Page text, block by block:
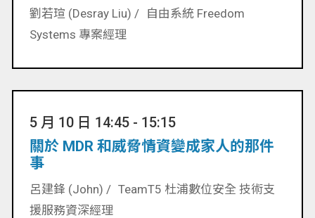
劉若瑄 (Desray Liu) / 自由系統 Freedom
Systems 專案經理
5 月 10 日 14:45 - 15:15
關於 MDR 和威脅情資變成家人的那件
事
呂建鋒 (John) / TeamT5 杜浦數位安全 技術支
援服務資深經理